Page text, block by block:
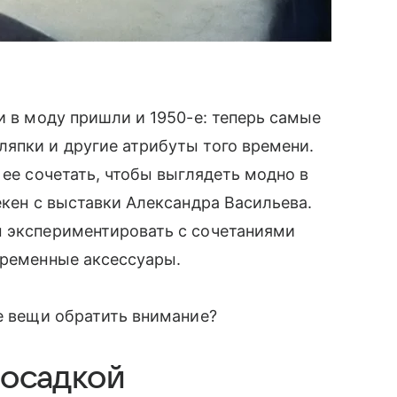
в моду пришли и 1950-е: теперь самые
и другие атрибуты того времени.
сочетать, чтобы выглядеть модно в
с выставки Александра Васильева.
с сочетаниями
аксессуары.
вещи обратить внимание?